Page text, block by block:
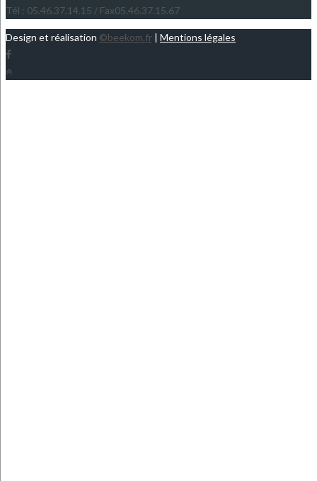
Tél : 05.46.37.14.15 / Fax05.46.37.15.67
Design et réalisation ©beekom.fr | Mentions légales